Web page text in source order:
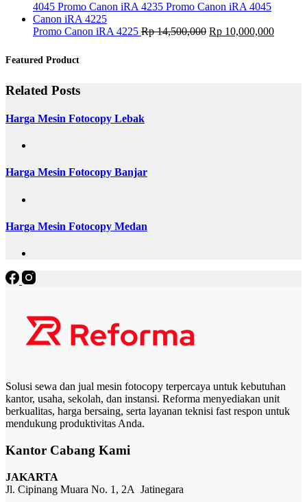
Promo Canon iRA 4225 Rp14,500,000 Original
Rp 10,000,000Current
Featured Product
Related Posts
Harga Mesin Fotocopy Lebak
Harga Mesin Fotocopy Banjar
Harga Mesin Fotocopy Medan
Solusi sewa dan jual mesin fotocopy terpercaya untuk kebutuhan
kantor, usaha, sekolah, dan instansi. Reforma menyediakan unit
berkualitas, harga bersaing, serta layanan teknisi fast respon untuk
mendukung produktivitas Anda.
Kantor Cabang Kami
JAKARTA
Jl. Cipinang Muara No. 1, 2A Jatinegara